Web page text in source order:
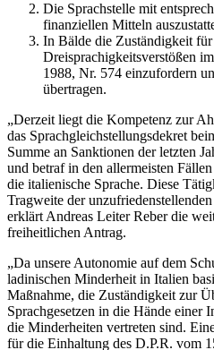
Die Sprachstelle mit
finanziellen Mitteln
In Bälde die Zuständigkeit
Dreisprachigkeitsverstößen
1988, Nr. 574 einzufordern
übertragen.
„Derzeit liegt die Kompetenz zur
das Sprachgleichstellungsdekret
Summe an Sanktionen der letzten
und betraf in den allermeisten
die italienische Sprache. Diese
Tragweite der
erklärt Andreas Leiter Reber die
freiheitlichen Antrag.
„Da unsere Autonomie auf dem
ladinischen Minderheit in Italien
Maßnahme, die Zuständigkeit zur
Sprachgesetzen in die Hände einer
die Minderheiten vertreten sind.
für die Einhaltung des D.P.R. vom